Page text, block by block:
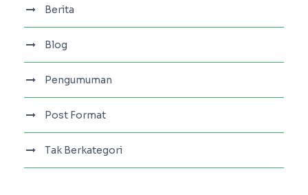
Berita
Blog
Pengumuman
Post Format
Tak Berkategori